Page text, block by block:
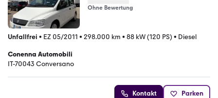
Ohne Bewertung
Unfallfrei • EZ 05/2011 • 298.000 km • 88 kW (120 PS) • Diesel
Conenna Automobili
IT-70043 Conversano
Kontakt Parken